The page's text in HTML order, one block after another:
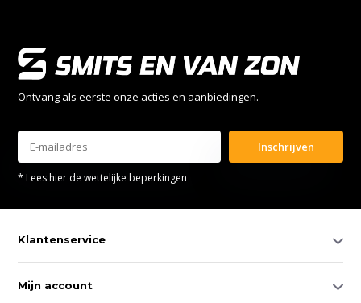
Ontvang als eerste onze acties en aanbiedingen.
Inschrijven
* Lees hier de wettelijke beperkingen
Klantenservice
Mijn account